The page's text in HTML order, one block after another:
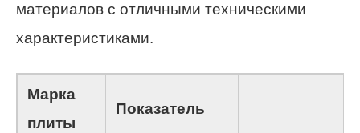
материалов с отличными техническими
характеристиками.
Марка
плиты
Показатель